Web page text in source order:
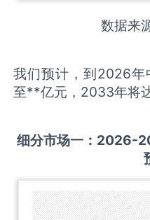
数据来
我们预计，到2026
至**亿元，2033年将
细分市场一： 2026-